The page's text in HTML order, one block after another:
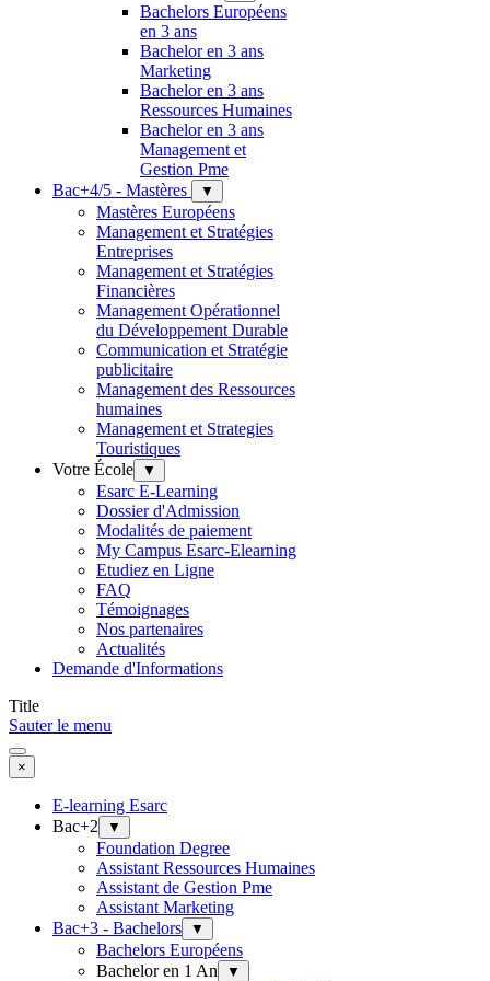
Bachelors Européens
en 3 ans
Bachelor en 3 ans
Marketing
Bachelor en 3 ans
Ressources Humaines
Bachelor en 3 ans
Management et
Gestion Pme
Bac+4/5 - Mastères
▼
Mastères Européens
Management et Stratégies
Entreprises
Management et Stratégies
Financières
Management Opérationnel
du Développement Durable
Communication et Stratégie
publicitaire
Management des Ressources
humaines
Management et Strategies
Touristiques
Votre École
▼
Esarc E-Learning
Dossier d'Admission
Modalités de paiement
My Campus Esarc-Elearning
Etudiez en Ligne
FAQ
Témoignages
Nos partenaires
Actualités
Demande d'Informations
Title
Sauter le menu
×
E-learning Esarc
Bac+2
▼
Foundation Degree
Assistant Ressources Humaines
Assistant de Gestion Pme
Assistant Marketing
Bac+3 - Bachelors
▼
Bachelors Européens
Bachelor en 1 An
▼